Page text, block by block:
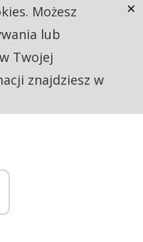
Możesz
lub
Twojej
znajdziesz w
×